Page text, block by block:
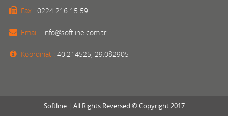
Fax : 0224 216 15 59
Email : info@softline.com.tr
Koordinat : 40.214525, 29.082905
Softline | All Rights Reversed © Copyright 2017